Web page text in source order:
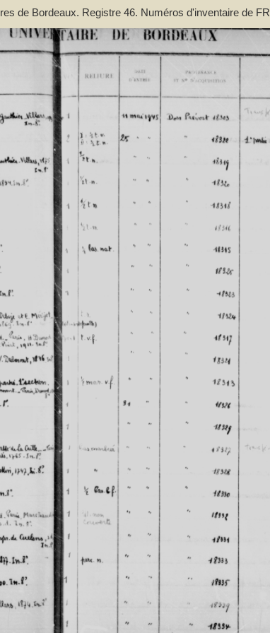
de Bordeaux. Registre 46. Numéros d'inventaire de FR